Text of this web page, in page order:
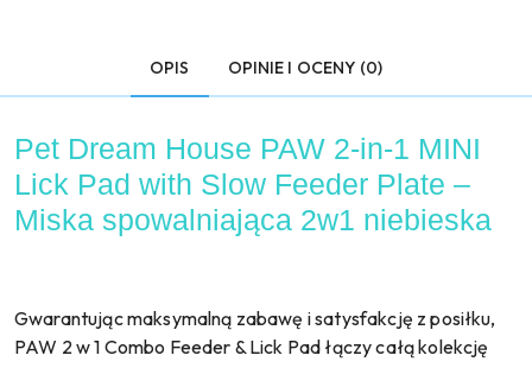
OPIS OPINIE I OCENY (0)
Pet Dream House PAW 2-in-1 MINI
Lick Pad with Slow Feeder Plate –
Miska spowalniająca 2w1 niebieska
Gwarantując maksymalną zabawę i satysfakcję z posiłku,
PAW 2 w 1 Combo Feeder & Lick Pad łączy całą kolekcję